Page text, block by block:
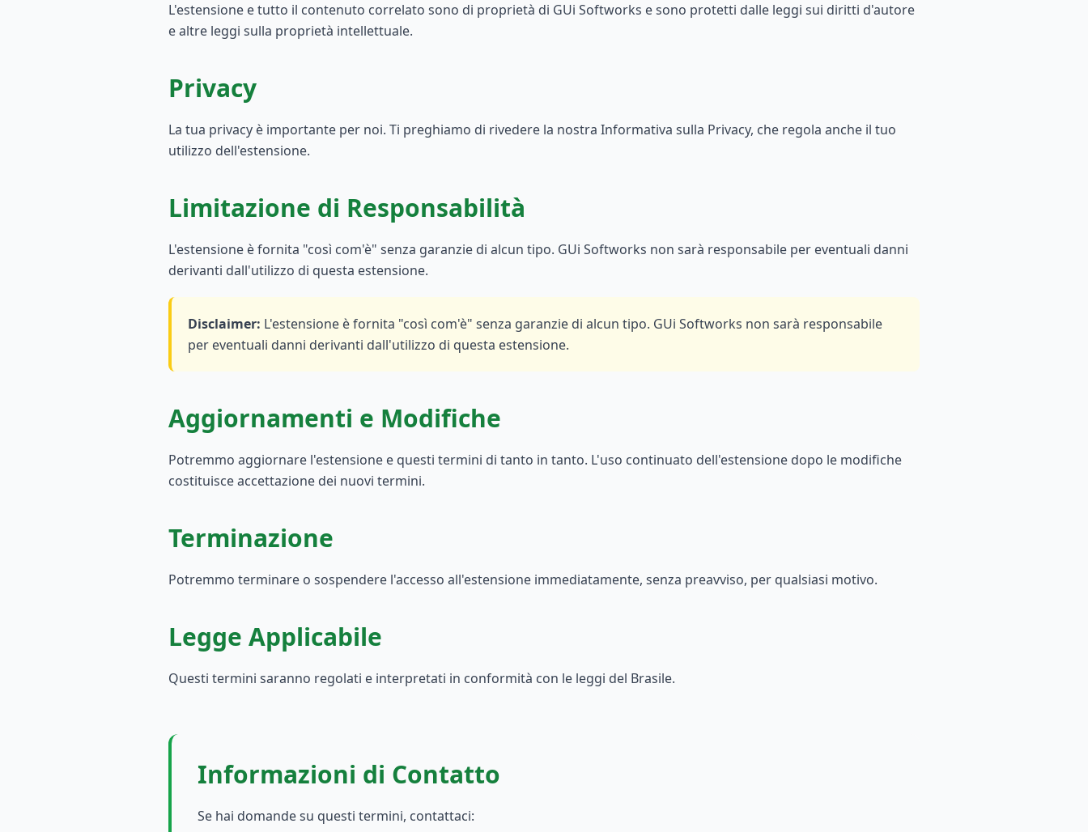
L'estensione e tutto il contenuto correlato sono di proprietà di GUi Softworks e sono protetti dalle leggi sui diritti d'autore
e altre leggi sulla proprietà intellettuale.
Privacy
La tua privacy è importante per noi. Ti preghiamo di rivedere la nostra Informativa sulla Privacy, che regola anche il tuo
utilizzo dell'estensione.
Limitazione di Responsabilità
L'estensione è fornita "così com'è" senza garanzie di alcun tipo. GUi Softworks non sarà responsabile per eventuali danni
derivanti dall'utilizzo di questa estensione.
Disclaimer: L'estensione è fornita "così com'è" senza garanzie di alcun tipo. GUi Softworks non sarà responsabile
per eventuali danni derivanti dall'utilizzo di questa estensione.
Aggiornamenti e Modifiche
Potremmo aggiornare l'estensione e questi termini di tanto in tanto. L'uso continuato dell'estensione dopo le modifiche
costituisce accettazione dei nuovi termini.
Terminazione
Potremmo terminare o sospendere l'accesso all'estensione immediatamente, senza preavviso, per qualsiasi motivo.
Legge Applicabile
Questi termini saranno regolati e interpretati in conformità con le leggi del Brasile.
Informazioni di Contatto
Se hai domande su questi termini, contattaci: